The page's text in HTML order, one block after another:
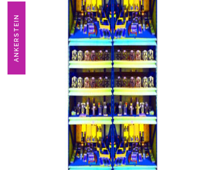
ANKERSTEIN